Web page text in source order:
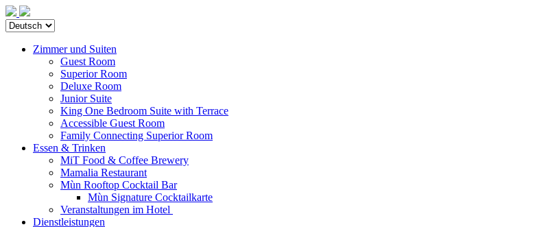
Zimmer und Suiten
Guest Room
Superior Room
Deluxe Room
Junior Suite
King One Bedroom Suite with Terrace
Accessible Guest Room
Family Connecting Superior Room
Essen & Trinken
MiT Food & Coffee Brewery
Mamalia Restaurant
Mùn Rooftop Cocktail Bar
Mùn Signature Cocktailkarte
Veranstaltungen im Hotel
Dienstleistungen